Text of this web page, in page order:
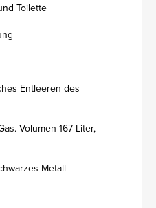
Toilette
Entleeren des
Volumen 167 Liter,
Metall